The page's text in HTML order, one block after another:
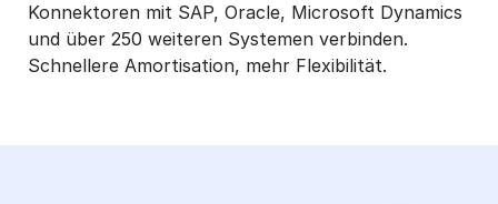
Konnektoren mit SAP, Oracle, Microsoft Dynamics
und über 250 weiteren Systemen verbinden.
Schnellere Amortisation, mehr Flexibilität.